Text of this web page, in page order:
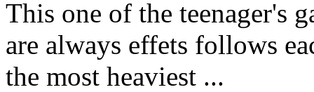
This one of the teenager's
are always effets follows
the most heaviest ...